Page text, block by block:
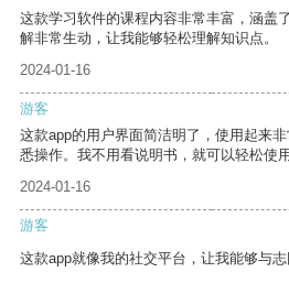
这款学习软件的课程内容非常丰富，涵盖
解非常生动，让我能够轻松理解知识点。
2024-01-16
游客
这款app的用户界面简洁明了，使用起来
悉操作。我不用看说明书，就可以轻松使用
2024-01-16
游客
这款app就像我的社交平台，让我能够与志